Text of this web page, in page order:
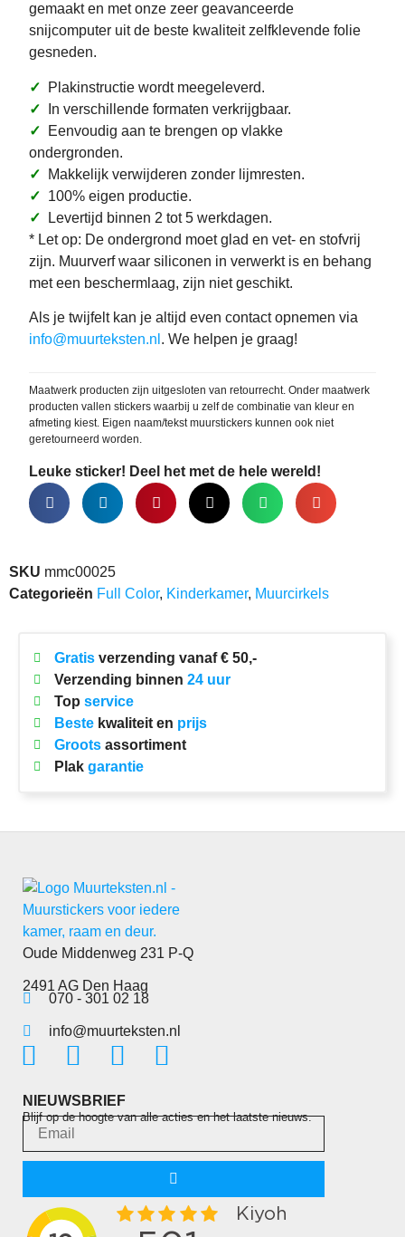
gemaakt en met onze zeer geavanceerde
snijcomputer uit de beste kwaliteit zelfklevende folie
gesneden.
✓ Plakinstructie wordt meegeleverd.
✓ In verschillende formaten verkrijgbaar.
✓ Eenvoudig aan te brengen op vlakke
ondergronden.
✓ Makkelijk verwijderen zonder lijmresten.
✓ 100% eigen productie.
✓ Levertijd binnen 2 tot 5 werkdagen.
* Let op: De ondergrond moet glad en vet- en stofvrij
zijn. Muurverf waar siliconen in verwerkt is en behang
met een beschermlaag, zijn niet geschikt.
Als je twijfelt kan je altijd even contact opnemen via
info@muurteksten.nl . We helpen je graag!
Maatwerk producten zijn uitgesloten van retourrecht. Onder maatwerk
producten vallen stickers waarbij u zelf de combinatie van kleur en
afmeting kiest. Eigen naam/tekst muurstickers kunnen ook niet
geretourneerd worden.
Leuke sticker! Deel het met de hele wereld!
SKU mmc00025
Categorieën Full Color, Kinderkamer, Muurcirkels
Gratisverzending vanaf € 50,-
Verzending binnen 24 uur
Top service
Bestekwaliteit en prijs
Grootsassortiment
Plak garantie
Oude Middenweg 231 P-Q
2491 AG Den Haag
070 - 301 02 18
info@muurteksten.nl
NIEUWSBRIEF
Blijf op de hoogte van alle acties en het laatste nieuws.